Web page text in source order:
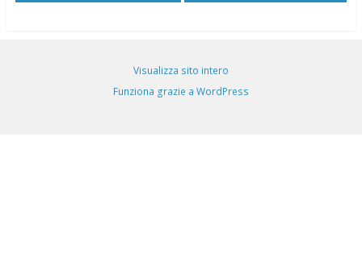
Visualizza sito intero
Funziona grazie a WordPress